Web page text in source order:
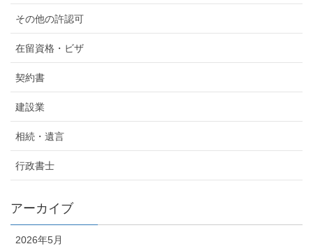
その他の許認可
在留資格・ビザ
契約書
建設業
相続・遺言
行政書士
アーカイブ
2026年5月